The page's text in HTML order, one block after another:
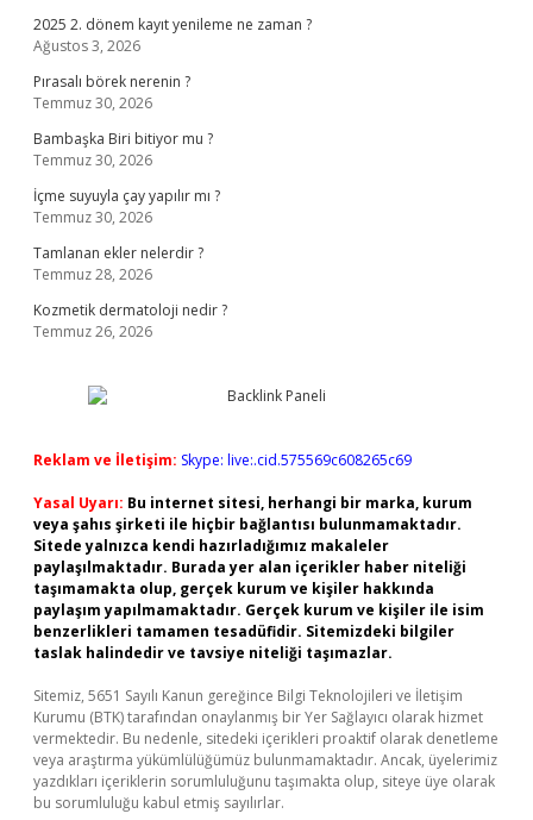
2025 2. dönem kayıt yenileme ne zaman ?
Ağustos 3, 2026
Pırasalı börek nerenin ?
Temmuz 30, 2026
Bambaşka Biri bitiyor mu ?
Temmuz 30, 2026
İçme suyuyla çay yapılır mı ?
Temmuz 30, 2026
Tamlanan ekler nelerdir ?
Temmuz 28, 2026
Kozmetik dermatoloji nedir ?
Temmuz 26, 2026
Reklam ve İletişim: Skype: live:.cid.575569c608265c69
Yasal Uyarı: Bu internet sitesi, herhangi bir marka, kurum
veya şahıs şirketi ile hiçbir bağlantısı bulunmamaktadır.
Sitede yalnızca kendi hazırladığımız makaleler
paylaşılmaktadır. Burada yer alan içerikler haber niteliği
taşımamakta olup, gerçek kurum ve kişiler hakkında
paylaşım yapılmamaktadır. Gerçek kurum ve kişiler ile isim
benzerlikleri tamamen tesadüfidir. Sitemizdeki bilgiler
taslak halindedir ve tavsiye niteliği taşımazlar.
Sitemiz, 5651 Sayılı Kanun gereğince Bilgi Teknolojileri ve İletişim
Kurumu (BTK) tarafından onaylanmış bir Yer Sağlayıcı olarak hizmet
vermektedir. Bu nedenle, sitedeki içerikleri proaktif olarak denetleme
veya araştırma yükümlülüğümüz bulunmamaktadır. Ancak, üyelerimiz
yazdıkları içeriklerin sorumluluğunu taşımakta olup, siteye üye olarak
bu sorumluluğu kabul etmiş sayılırlar.